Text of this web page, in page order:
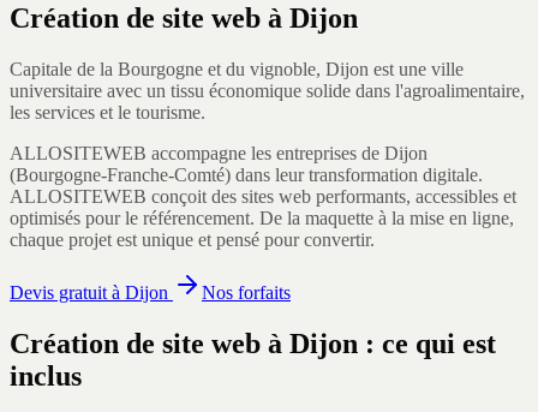
Création de site web à Dijon
Capitale de la Bourgogne et du vignoble, Dijon est une ville
universitaire avec un tissu économique solide dans l'agroalimentaire,
les services et le tourisme.
ALLOSITEWEB accompagne les entreprises de Dijon
(Bourgogne-Franche-Comté) dans leur transformation digitale.
ALLOSITEWEB conçoit des sites web performants, accessibles et
optimisés pour le référencement. De la maquette à la mise en ligne,
chaque projet est unique et pensé pour convertir.
Devis gratuit à Dijon Nos forfaits
Création de site web à Dijon : ce qui est
inclus